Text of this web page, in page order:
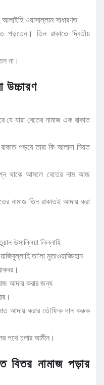
ওয়াসাল্লাম সাধারণত
পড়তেন। তিন রাকাতে দ্বিতীয়
না।
উচ্চারণ
যারা বেতের নামাজ এক রাকাত
পড়বে তারা কি আলাদা নিয়ত
থাকে আসলে বেতের নাম আজ
নামাজ তিন রাকাতই আদায় করা
উসাল্লিয়া লিল্লাহি
তা’লা মুতাওয়াজ্জিহান
আদায় করার জন্য
আদায় করার তৌফিক দান করুক
পথে চলার আমীন।
বিতর নামাজ পড়ার